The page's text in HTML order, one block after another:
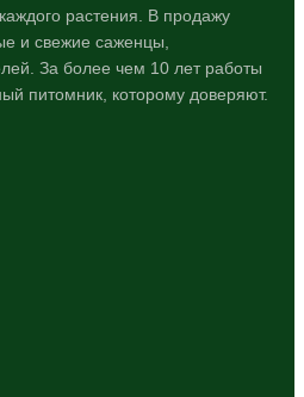
растения. В продажу
и свежие саженцы,
За более чем 10 лет работы
питомник, которому доверяют.